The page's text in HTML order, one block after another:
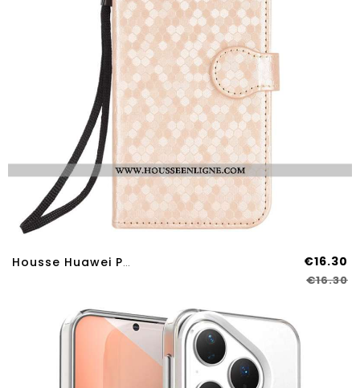
Housse Huawei Pura 80 Motif Brillant €16.30
€16.30